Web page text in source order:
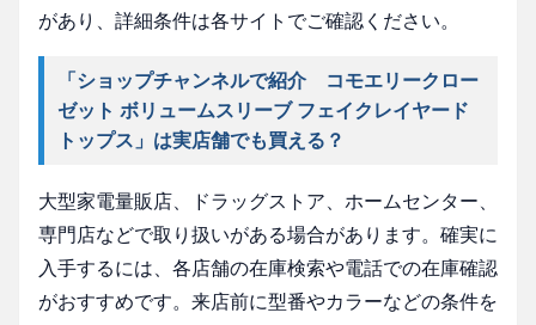
があり、詳細条件は各サイトでご確認ください。
「ショップチャンネルで紹介 コモエリークロー
ゼット ボリュームスリーブ フェイクレイヤード
トップス」は実店舗でも買える？
大型家電量販店、ドラッグストア、ホームセンター、
専門店などで取り扱いがある場合があります。確実に
入手するには、各店舗の在庫検索や電話での在庫確認
がおすすめです。来店前に型番やカラーなどの条件を